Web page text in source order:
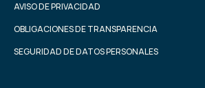
AVISO DE PRIVACIDAD
OBLIGACIONES DE TRANSPARENCIA
SEGURIDAD DE DATOS PERSONALES